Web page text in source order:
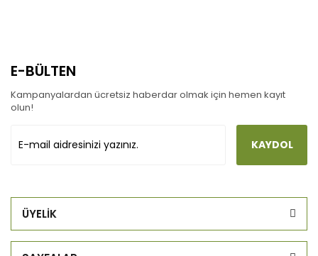
E-BÜLTEN
Kampanyalardan ücretsiz haberdar olmak için hemen kayıt
olun!
KAYDOL
ÜYELİK